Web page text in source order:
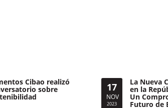
Cibao realizó
sobre 17
NOV
2023
La Nueva
en la
Un
Futuro de